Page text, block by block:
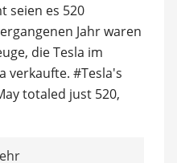
seien es 520
Jahr waren
die Tesla im
verkaufte. #Tesla's
totaled just 520,